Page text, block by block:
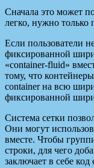
Сначала это может
легко, нужно только
Если пользователи
фиксированной
«container-fluid»
тому, что контейнеры
container на всю
фиксированной
Система сетки
Они могут
вместе. Чтобы
строки, для чего
заключает в себе код